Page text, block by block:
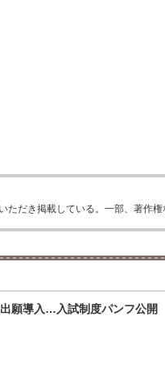
だき掲載している。一部、著作
願導入…入試制度パンフ公開